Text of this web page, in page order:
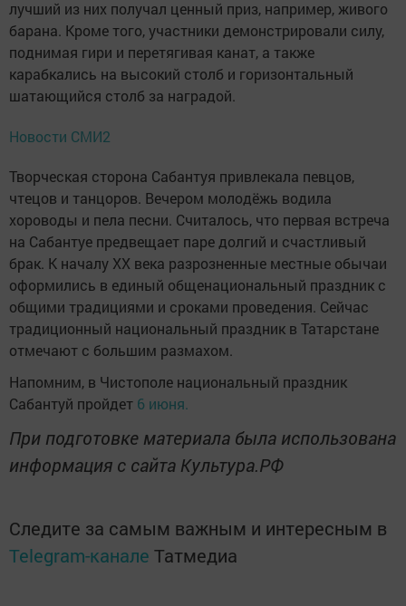
лучший из них получал ценный приз, например, живого
барана. Кроме того, участники демонстрировали силу,
поднимая гири и перетягивая канат, а также
карабкались на высокий столб и горизонтальный
шатающийся столб за наградой.
Новости СМИ2
Творческая сторона Сабантуя привлекала певцов,
чтецов и танцоров. Вечером молодёжь водила
хороводы и пела песни. Считалось, что первая встреча
на Сабантуе предвещает паре долгий и счастливый
брак. К началу XX века разрозненные местные обычаи
оформились в единый общенациональный праздник с
общими традициями и сроками проведения. Сейчас
традиционный национальный праздник в Татарстане
отмечают с большим размахом.
Напомним, в Чистополе национальный праздник
Сабантуй пройдет 6 июня.
При подготовке материала была использована
информация с сайта Культура.РФ
Следите за самым важным и интересным в
Telegram-канале Татмедиа